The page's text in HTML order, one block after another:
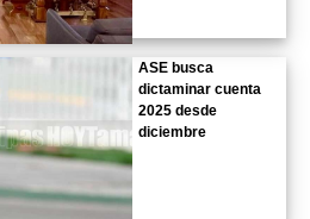
ASE busca
dictaminar cuenta
2025 desde
diciembre